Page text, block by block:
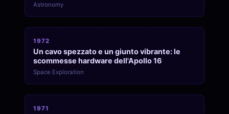
Astronomy
1972
Un cavo spezzato e un giunto vibrante: le
scommesse hardware dell'Apollo 16
Space Exploration
1971